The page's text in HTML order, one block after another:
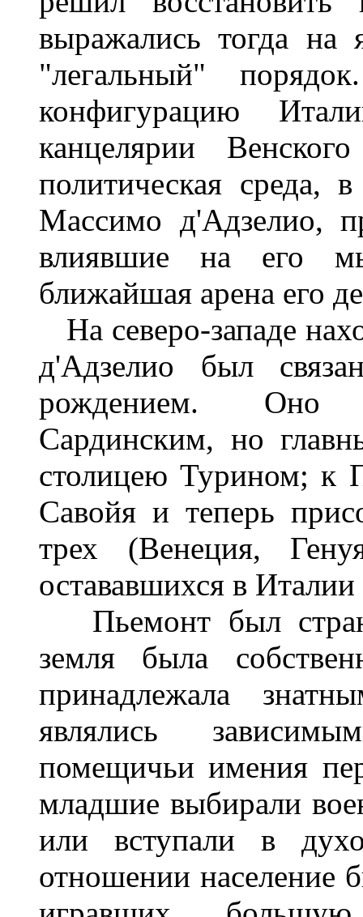
выражались тогда на
"легальный"
конфигурацию
канцелярии
политическая среда,
Массимо д'Адзелио,
влиявшие на его
ближайшая арена его
На северо-западе
д'Адзелио был
рождением. Оно
Сардинским, но
столицею Турином; к
Савойя и теперь
трех (Венеция,
остававшихся в
Пьемонт был
земля была
принадлежала
являлись
помещичьи имения
младшие выбирали
или вступали в
отношении население